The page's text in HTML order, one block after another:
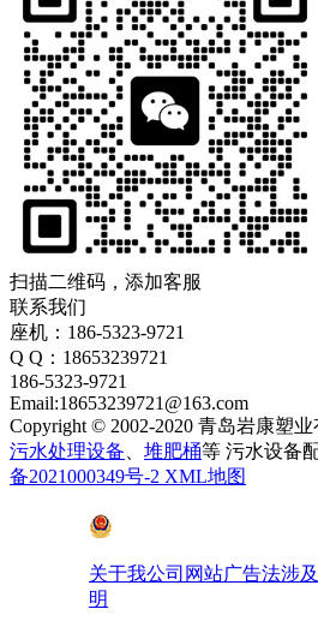
扫描二维码，添加客服
联系我们
座机：186-5323-9721
Q Q：18653239721
186-5323-9721
Email:18653239721@163.com
Copyright © 2002-2020 青岛岩康塑
污水处理设备
堆肥桶等 污水设备
备2021000349号-2 XML地图
关于我公司网站广告法涉
明